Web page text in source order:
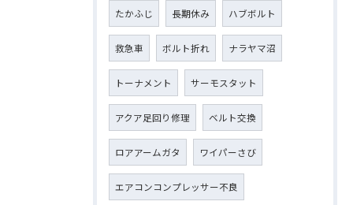
たかふじ 長期休み ハブボルト
救急車 ボルト折れ ナラヤマ沼
トーナメント サーモスタット
アクア足回り修理 ベルト交換
ロアアームガタ ワイパーさび
エアコンコンプレッサー不良